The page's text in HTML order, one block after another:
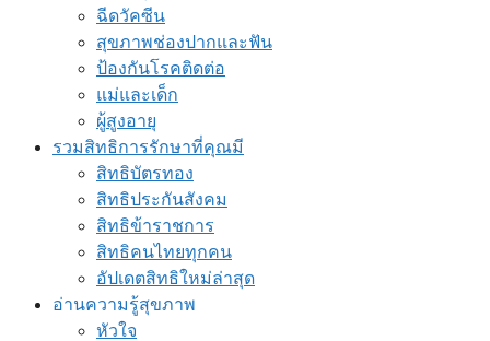
ฉีดวัคซีน
สุขภาพช่องปากและฟัน
ป้องกันโรคติดต่อ
แม่และเด็ก
ผู้สูงอายุ
รวมสิทธิการรักษาที่คุณมี
สิทธิบัตรทอง
สิทธิประกันสังคม
สิทธิข้าราชการ
สิทธิคนไทยทุกคน
อัปเดตสิทธิใหม่ล่าสุด
อ่านความรู้สุขภาพ
หัวใจ